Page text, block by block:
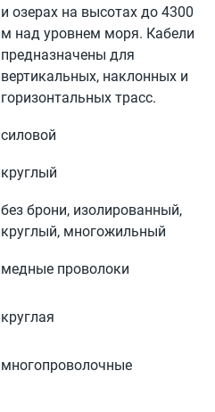
и озерах на высотах до 4300
м над уровнем моря. Кабели
предназначены для
вертикальных, наклонных и
горизонтальных трасс.
силовой
круглый
без брони, изолированный,
круглый, многожильный
медные проволоки
круглая
многопроволочные